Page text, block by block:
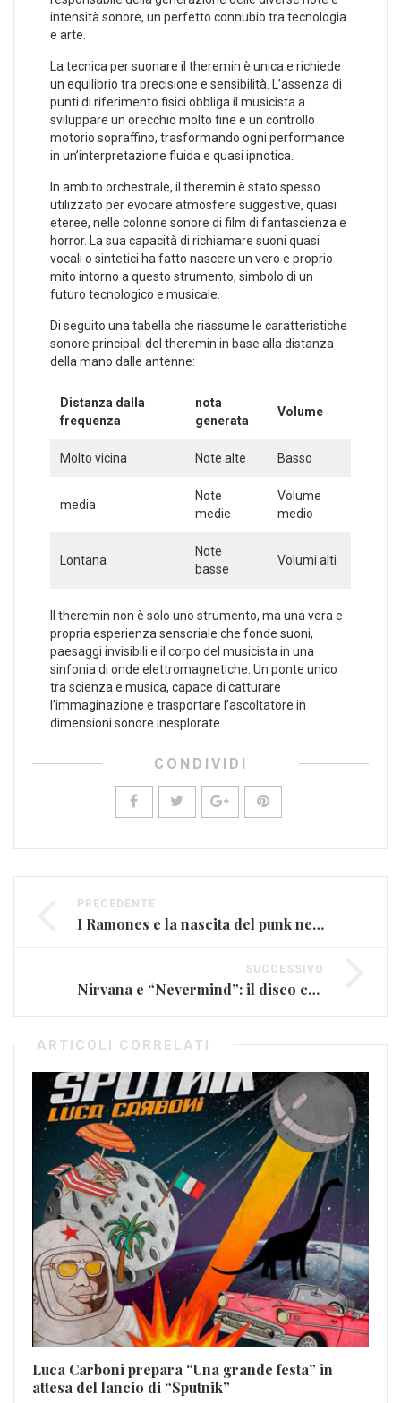
intensità sonore, un perfetto connubio tra ⁣tecnologia
e arte.
La tecnica per suonare il theremin è unica e richiede
un ⁢equilibrio tra precisione e ⁣sensibilità. L’assenza di
punti di riferimento fisici obbliga il musicista a
sviluppare un orecchio molto‌ fine​ e un controllo
motorio sopraffino, trasformando ogni performance
in un’interpretazione fluida e quasi ipnotica.
In ambito orchestrale, il theremin⁤ è stato spesso​
utilizzato per evocare‌ atmosfere suggestive,​ quasi
eteree, ⁢nelle ‍colonne sonore di film di fantascienza e
horror. La sua capacità di richiamare suoni‍ quasi
vocali o sintetici ha fatto nascere un vero e proprio
mito intorno⁢ a questo strumento, simbolo di un
futuro tecnologico e musicale.
Di seguito una tabella che⁤ riassume le caratteristiche
sonore principali del theremin in base alla distanza
della mano dalle antenne:
Distanza dalla
frequenza
nota
generata
Volume
Molto vicina Note alte Basso
media
Note
medie
Volume
medio
Lontana
Note
basse
Volumi alti
Il theremin non è solo uno strumento,‌ ma una‌ vera e
propria esperienza sensoriale che fonde suoni,
paesaggi invisibili ‌e il corpo​ del musicista ‌in ⁤una
sinfonia di onde elettromagnetiche. Un ponte unico
tra scienza ‍e musica, capace ​di catturare
l’immaginazione ⁢e trasportare l’ascoltatore in
dimensioni sonore inesplorate.
CONDIVIDI
PRECEDENTE
I Ramones e la nascita del punk nel CBGB di New York
SUCCESSIVO
Nirvana e “Nevermind”: il disco che rese il grunge universale
ARTICOLI CORRELATI
Luca Carboni prepara “Una grande festa” in
attesa del lancio di “Sputnik”